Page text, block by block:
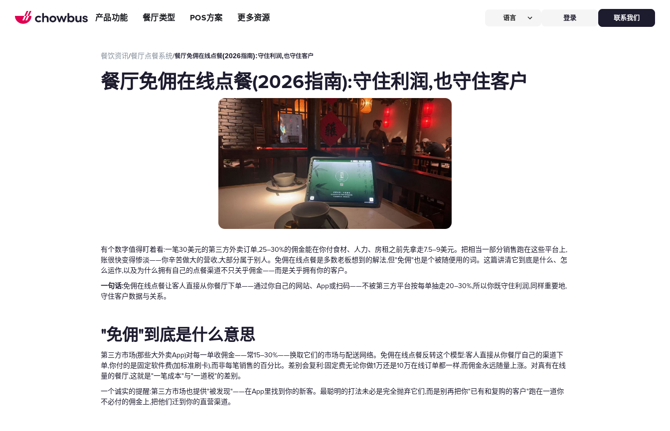
产品功能
POS系统
等位系统
Chowbus Go商家App
自助点餐机
手持POS
平板点餐
扫码点餐
取餐叫号屏
厨房显示系统
会员系统
短信营销
促销引擎
AI 社媒营销
AI 创意素材
AI 评价洞察
三方整合方案
外卖平台整合
解锁更多资金
资金周转
AI POS硬件全免，价值$826
新客换机零成本，AI POS+接单设备
全免，管好全店、无合约。
自助点餐机
自助点餐Kiosk，
顾客自助下单支付，人工最高省
30%，新客立享5折。
餐厅类型
面包店增加收入
切换到Chowbus
POS方案 更多资源
长期推荐，轻松赚钱
语言 登录 联系我们
餐饮资讯/餐厅点餐系统/餐厅免佣在线点餐(2026指南):守住利润,也守住客户
餐厅免佣在线点餐(2026指南):守住利润,也守住客户
有个数字值得盯着看:一笔30美元的第三方外卖订单,25–30%的佣金能在你付食材、人力、房租之前先拿走7.5–9美元。把相当一部分销售跑在这些平台上,
账很快变得惨淡——你辛苦做大的营收,大部分属于别人。免佣在线点餐是多数老板想到的解法,但"免佣"也是个被随便用的词。这篇讲清它到底是什么、怎
么运作,以及为什么拥有自己的点餐渠道不只关乎佣金——而是关乎拥有你的客户。
一句话:免佣在线点餐让客人直接从你餐厅下单——通过你自己的网站、App或扫码——不被第三方平台按每单抽走20–30%,所以你既守住利润,同样重要地,
守住客户数据与关系。
"免佣"到底是什么意思
第三方市场(那些大外卖App)对每一单收佣金——常15–30%——换取它们的市场与配送网络。免佣在线点餐反转这个模型:客人直接从你餐厅自己的渠道下
单,你付的是固定软件费(加标准刷卡),而非每笔销售的百分比。差别会复利:固定费无论你做1万还是10万在线订单都一样,而佣金永远随量上涨。对真有在线
量的餐厅,这就是"一笔成本"与"一道税"的差别。
一个诚实的提醒:第三方市场也提供"被发现"——在App里找到你的新客。最聪明的打法未必是完全抛弃它们,而是别再把你"已有和复购的客户"跑在一道你
不必付的佣金上,把他们迁到你的直营渠道。